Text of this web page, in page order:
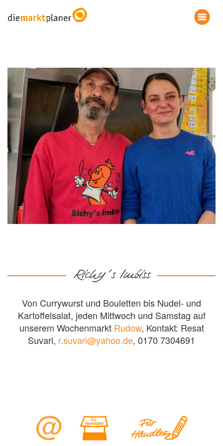
Richy ’s Imbiss
Von Currywurst und Bouletten bis Nudel- und
Kartoffelsalat, jeden Mittwoch und Samstag auf
unserem Wochenmarkt Rudow, Kontakt: Resat
Suvari, r.suvari@yahoo.de, 0170 7304691